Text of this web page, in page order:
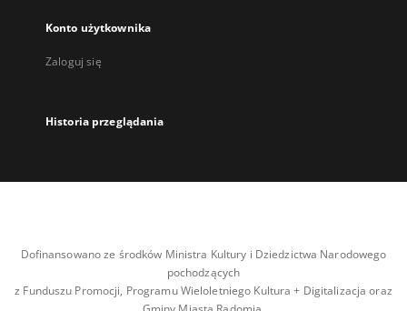
Konto użytkownika
Zaloguj się
Historia przeglądania
Dofinansowano ze środków Ministra Kultury i Dziedzictwa Narodowego
pochodzących
z Funduszu Promocji, Programu Wieloletniego Kultura + Digitalizacja oraz